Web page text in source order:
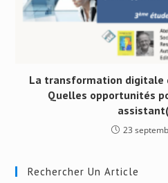
La transformation digitale
Quelles opportunités
23
Rechercher Un Article